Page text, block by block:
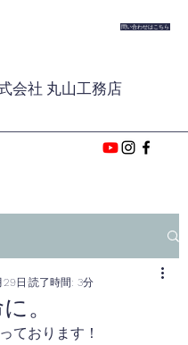
問い合わせはこちら
会社 丸山工務店
。
日 読了時間: 3分
ております！